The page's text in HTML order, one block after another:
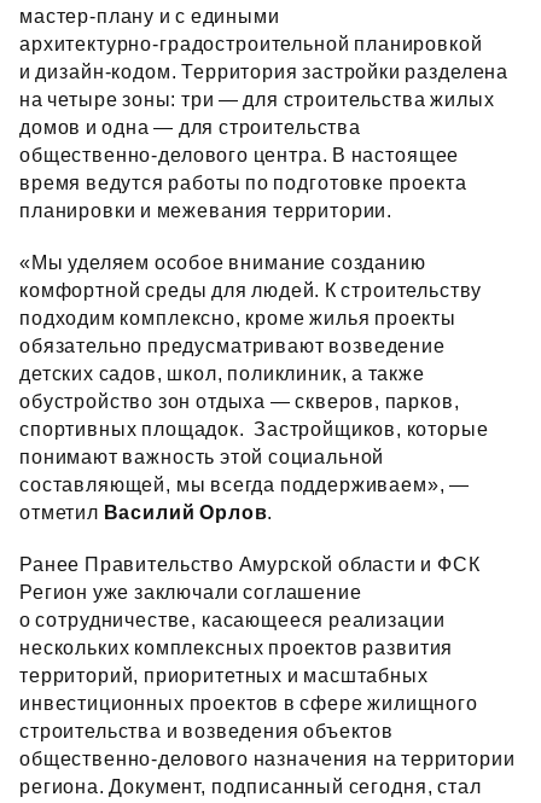
мастер‑плану и с едиными
архитектурно‑градостроительной планировкой
и дизайн‑кодом. Территория застройки разделена
на четыре зоны: три — для строительства жилых
домов и одна — для строительства
общественно‑делового центра. В настоящее
время ведутся работы по подготовке проекта
планировки и межевания территории.
«Мы уделяем особое внимание созданию
комфортной среды для людей. К строительству
подходим комплексно, кроме жилья проекты
обязательно предусматривают возведение
детских садов, школ, поликлиник, а также
обустройство зон отдыха — скверов, парков,
спортивных площадок. Застройщиков, которые
понимают важность этой социальной
составляющей, мы всегда поддерживаем», —
отметил Василий Орлов.
Ранее Правительство Амурской области и ФСК
Регион уже заключали соглашение
о сотрудничестве, касающееся реализации
нескольких комплексных проектов развития
территорий, приоритетных и масштабных
инвестиционных проектов в сфере жилищного
строительства и возведения объектов
общественно‑делового назначения на территории
региона. Документ, подписанный сегодня, стал